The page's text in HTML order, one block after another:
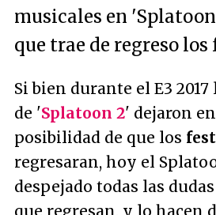
musicales en
que trae de regreso los
Si bien durante el E3
de 'Splatoon 2' dejaron
posibilidad de que los
regresaran, hoy el
despejado todas las
que regresan, y lo hacen